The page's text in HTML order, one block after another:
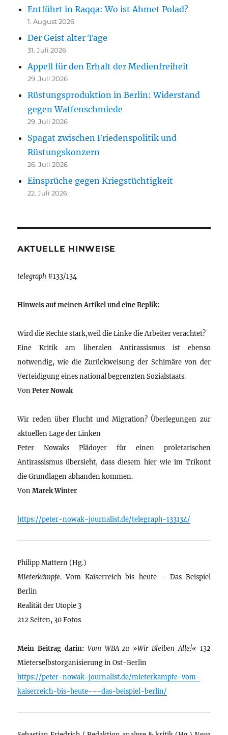
Entführt in Raqqa: Wo ist Ahmet Polad?
1. August 2026
Der Geist alter Tage
31. Juli 2026
Appell für den Erhalt der Medienfreiheit
29. Juli 2026
Rüstungsproduktion in Berlin: Widerstand
gegen Waffenschmiede
29. Juli 2026
Spagat zwischen Friedenspolitik und
Rüstungskonzern
26. Juli 2026
Einsprüche gegen Kriegstüchtigkeit
22. Juli 2026
AKTUELLE HINWEISE
telegraph #133/134
Hinweis auf meinen Artikel und eine Replik:
Wird die Rechte stark,weil die Linke die Arbeiter verachtet?
Eine Kritik am liberalen Antirassismus ist ebenso
notwendig, wie die Zurückweisung der Schimäre von der
Verteidigung eines national begrenzten Sozialstaats.
VonPeter Nowak
Wir reden über Flucht und Migration? Überlegungen zur
aktuellen Lage der Linken
Peter Nowaks Plädoyer für einen proletarischen
Antirassismus übersieht, dass diesem hier wie im Trikont
die Grundlagen abhanden kommen.
VonMarek Winter
https://peter-nowak-journalist.de/telegraph-133134/
Philipp Mattern (Hg.)
Mieterkämpfe. Vom Kaiserreich bis heute – Das Beispiel
Berlin
Realität der Utopie 3
212 Seiten, 30 Fotos
Mein Beitrag darin: Vom WBA zu »Wir Bleiben Alle!« 132
Mieterselbstorganisierung in Ost-Berlin
https://peter-nowak-journalist.de/mieterkampfe-vom-
kaiserreich-bis-heute-–-das-beispiel-berlin/